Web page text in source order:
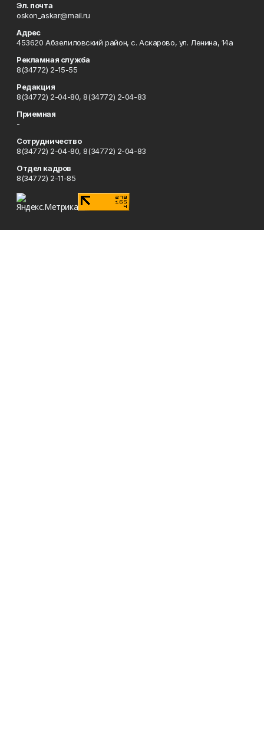
Эл. почта
oskon_askar@mail.ru
Адрес
453620 Абзелиловский район, с. Аскарово, ул. Ленина, 14а
Рекламная служба
8(34772) 2-15-55
Редакция
8(34772) 2-04-80, 8(34772) 2-04-83
Приемная
-
Сотрудничество
8(34772) 2-04-80, 8(34772) 2-04-83
Отдел кадров
8(34772) 2-11-85